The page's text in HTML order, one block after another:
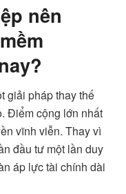
nên
giải pháp thay thế
Điểm cộng lớn nhất
vĩnh viễn. Thay vì
đầu tư một lần duy
áp lực tài chính dài